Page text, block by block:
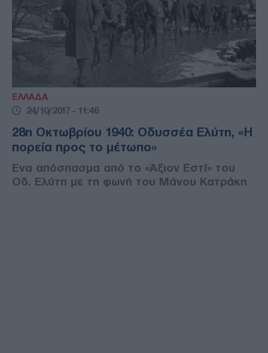
ΕΛΛΑΔΑ
24/10/2017 - 11:46
28η Οκτωβρίου 1940: Οδυσσέα Ελύτη, «Η
πορεία προς το μέτωπο»
Ενα απόσπασμα από το «Άξιον Εστί» του
Οδ. Ελύτη με τη φωνή του Μάνου Κατράκη